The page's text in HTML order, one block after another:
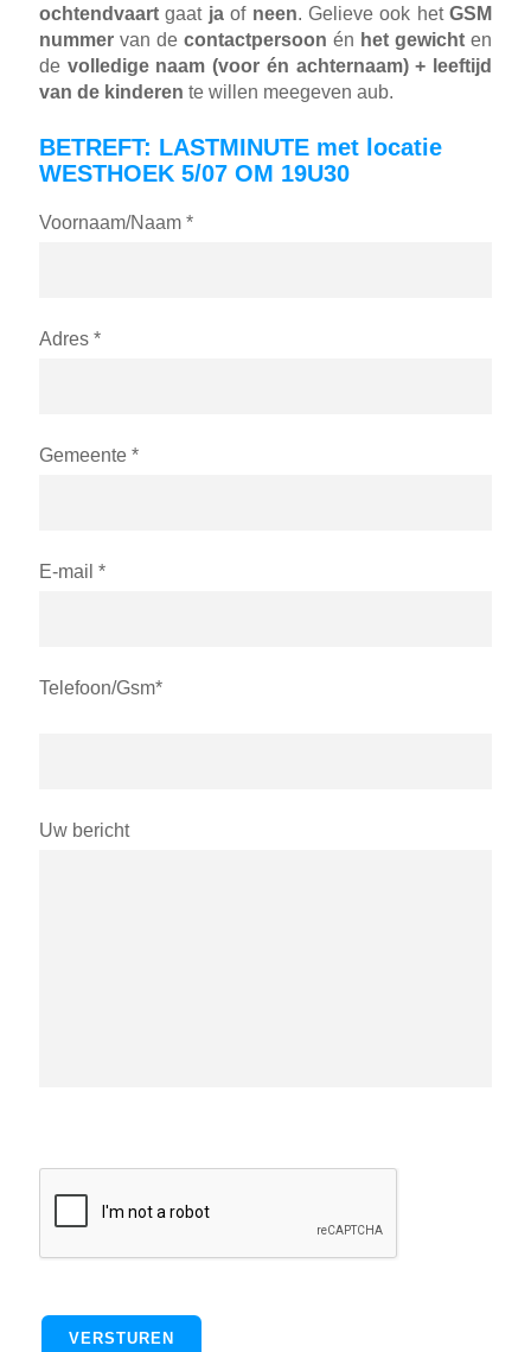
ochtendvaartgaat jaof neen. Gelieve ook hetGSM
nummervan de contactpersoon én het gewicht en
de volledige naam (voor én achternaam) + leeftijd
van de kinderen te willen meegeven aub.
BETREFT: LASTMINUTE met locatie
WESTHOEK 5/07 OM 19U30
Voornaam/Naam *
Adres *
Gemeente *
E-mail *
Telefoon/Gsm*
Uw bericht